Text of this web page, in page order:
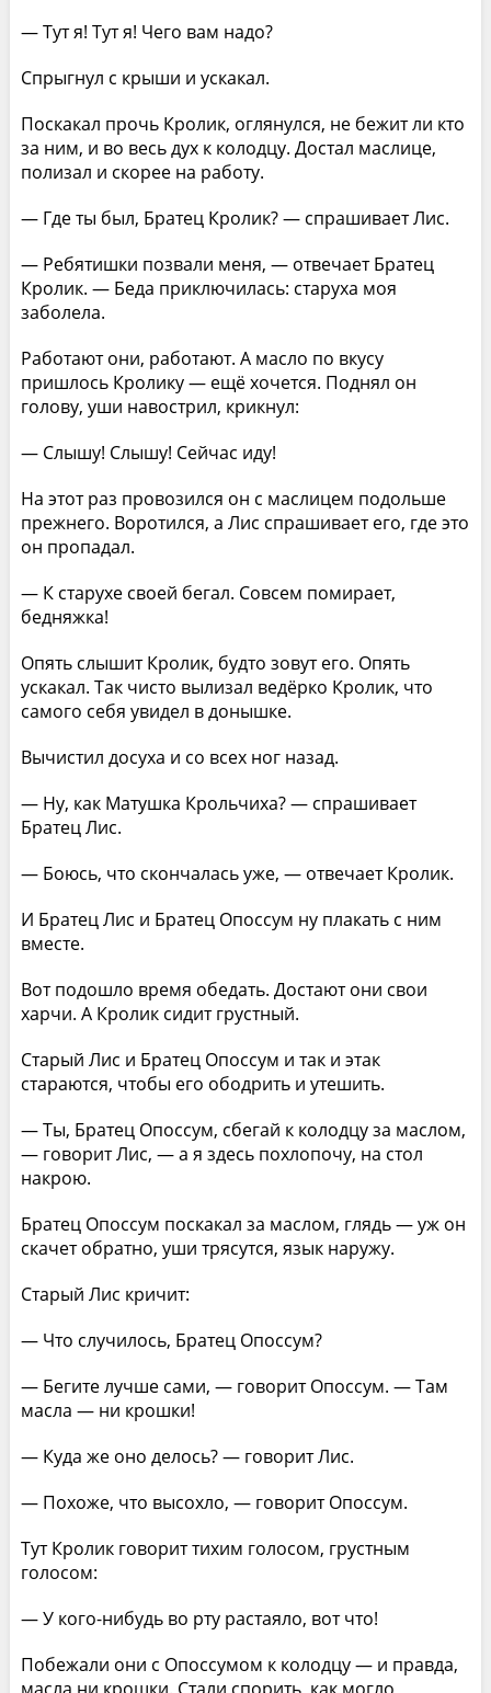
— Тут я! Тут я! Чего вам надо?
Спрыгнул с крыши и ускакал.
Поскакал прочь Кролик, оглянулся, не бежит ли кто
за ним, и во весь дух к колодцу. Достал маслице,
полизал и скорее на работу.
— Где ты был, Братец Кролик? — спрашивает Лис.
— Ребятишки позвали меня, — отвечает Братец
Кролик. — Беда приключилась: старуха моя
заболела.
Работают они, работают. А масло по вкусу
пришлось Кролику — ещё хочется. Поднял он
голову, уши навострил, крикнул:
— Слышу! Слышу! Сейчас иду!
На этот раз провозился он с маслицем подольше
прежнего. Воротился, а Лис спрашивает его, где это
он пропадал.
— К старухе своей бегал. Совсем помирает,
бедняжка!
Опять слышит Кролик, будто зовут его. Опять
ускакал. Так чисто вылизал ведёрко Кролик, что
самого себя увидел в донышке.
Вычистил досуха и со всех ног назад.
— Ну, как Матушка Крольчиха? — спрашивает
Братец Лис.
— Боюсь, что скончалась уже, — отвечает Кролик.
И Братец Лис и Братец Опоссум ну плакать с ним
вместе.
Вот подошло время обедать. Достают они свои
харчи. А Кролик сидит грустный.
Старый Лис и Братец Опоссум и так и этак
стараются, чтобы его ободрить и утешить.
— Ты, Братец Опоссум, сбегай к колодцу за маслом,
— говорит Лис, — а я здесь похлопочу, на стол
накрою.
Братец Опоссум поскакал за маслом, глядь — уж он
скачет обратно, уши трясутся, язык наружу.
Старый Лис кричит:
— Что случилось, Братец Опоссум?
— Бегите лучше сами, — говорит Опоcсум. — Там
масла — ни крошки!
— Куда же оно делось? — говорит Лис.
— Похоже, что высохло, — говорит Опоссум.
Тут Кролик говорит тихим голосом, грустным
голосом:
— У кого-нибудь во рту растаяло, вот что!
Побежали они с Опоссумом к колодцу — и правда,